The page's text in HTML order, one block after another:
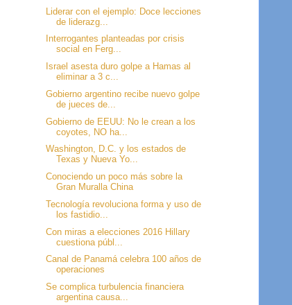
Liderar con el ejemplo: Doce lecciones
de liderazg...
Interrogantes planteadas por crisis
social en Ferg...
Israel asesta duro golpe a Hamas al
eliminar a 3 c...
Gobierno argentino recibe nuevo golpe
de jueces de...
Gobierno de EEUU: No le crean a los
coyotes, NO ha...
Washington, D.C. y los estados de
Texas y Nueva Yo...
Conociendo un poco más sobre la
Gran Muralla China
Tecnología revoluciona forma y uso de
los fastidio...
Con miras a elecciones 2016 Hillary
cuestiona públ...
Canal de Panamá celebra 100 años de
operaciones
Se complica turbulencia financiera
argentina causa...